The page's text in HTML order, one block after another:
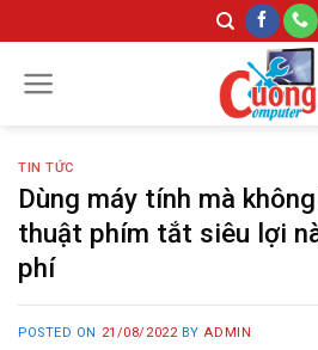
to
content
TIN TỨC
Dùng máy tính mà
thuật phím tắt siêu lợi
phí
POSTED ON 21/08/2022 BY ADMIN